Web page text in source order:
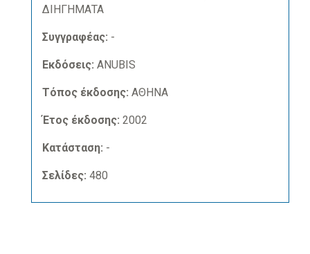
ΔΙΗΓΗΜΑΤΑ
Συγγραφέας: -
Εκδόσεις: ANUBIS
Τόπος έκδοσης: ΑΘΗΝΑ
Έτος έκδοσης: 2002
Κατάσταση: -
Σελίδες: 480